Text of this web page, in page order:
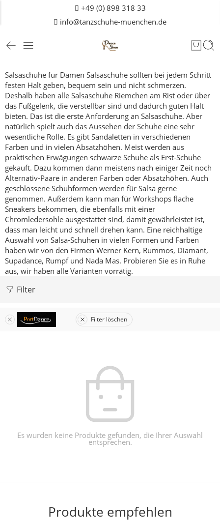
+49 (0) 898 318 33
info@tanzschuhe-muenchen.de
Salsaschuhe für Damen Salsaschuhe sollten bei jedem Schritt
festen Halt geben, bequem sein und nicht schmerzen.
Deshalb haben alle Salsaschuhe Riemchen am Rist oder über
das Fußgelenk, die verstellbar sind und dadurch guten Halt
bieten. Das ist die erste Anforderung an Salsaschuhe. Aber
natürlich spielt auch das Aussehen der Schuhe eine sehr
wesentliche Rolle. Es gibt Sandaletten in verschiedenen
Farben und in vielen Absatzhöhen. Meist werden aus
praktischen Erwägungen schwarze Schuhe als Erst-Schuhe
gekauft. Dazu kommen dann meistens nach einiger Zeit noch
Alternativ-Paare in anderen Farben oder Absatzhöhen. Auch
geschlossene Schuhformen werden für Salsa gerne
genommen. Außerdem kann man für Workshops flache
Sneakers bekommen, die ebenfalls mit einer
Chromledersohle ausgestattet sind, damit gewährleistet ist,
dass man leicht und schnell drehen kann. Eine reichhaltige
Auswahl von Salsa-Schuhen in vielen Formen und Farben
haben wir von den Firmen Werner Kern, Rummos, Diamant,
Supadance, Rumpf und Nada Mas. Probieren Sie es in Ruhe
aus, wir haben alle Varianten vorrätig.
Filter
Filter löschen
Es wurden keine Produkte gefunden, die Ihrer Auswahl
entsprechen.
Produkte empfehlen